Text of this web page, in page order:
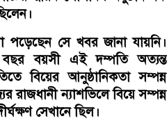
সে খবর জানা যায়নি।
বছর বয়সী এই দম্পতি অত্যন্ত
বিয়ের আনুষ্ঠানিকতা সম্পন্ন
রাজধানী ন্যাশভিলে বিয়ে সম্পন্ন
সেখানে ছিল।